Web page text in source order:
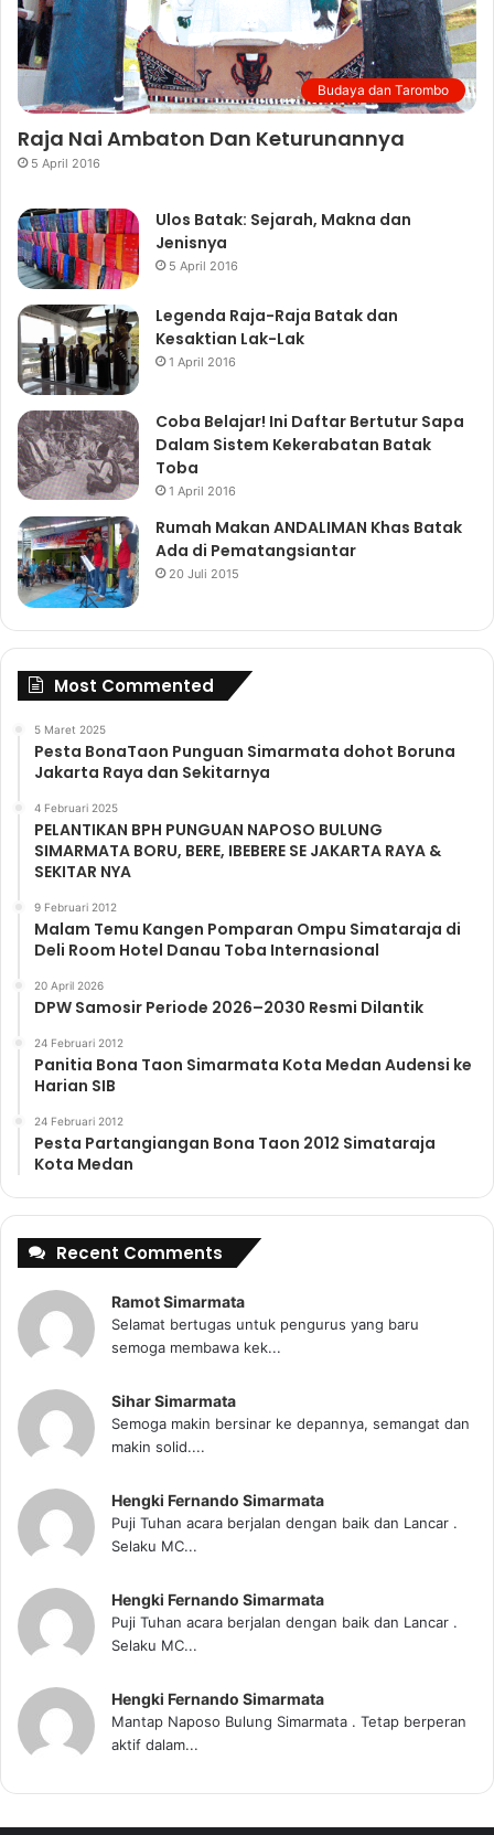
Budaya dan Tarombo
Raja Nai Ambaton Dan Keturunannya
5 April 2016
Ulos Batak: Sejarah, Makna dan
Jenisnya
5 April 2016
Legenda Raja-Raja Batak dan
Kesaktian Lak-Lak
1 April 2016
Coba Belajar! Ini Daftar Bertutur Sapa
Dalam Sistem Kekerabatan Batak
Toba
1 April 2016
Rumah Makan ANDALIMAN Khas Batak
Ada di Pematangsiantar
20 Juli 2015
Most Commented
5 Maret 2025
Pesta BonaTaon Punguan Simarmata dohot Boruna
Jakarta Raya dan Sekitarnya
4 Februari 2025
PELANTIKAN BPH PUNGUAN NAPOSO BULUNG
SIMARMATA BORU, BERE, IBEBERE SE JAKARTA RAYA &
SEKITAR NYA
9 Februari 2012
Malam Temu Kangen Pomparan Ompu Simataraja di
Deli Room Hotel Danau Toba Internasional
20 April 2026
DPW Samosir Periode 2026–2030 Resmi Dilantik
24 Februari 2012
Panitia Bona Taon Simarmata Kota Medan Audensi ke
Harian SIB
24 Februari 2012
Pesta Partangiangan Bona Taon 2012 Simataraja
Kota Medan
Recent Comments
Ramot Simarmata
Selamat bertugas untuk pengurus yang baru
semoga membawa kek...
Sihar Simarmata
Semoga makin bersinar ke depannya, semangat dan
makin solid....
Hengki Fernando Simarmata
Puji Tuhan acara berjalan dengan baik dan Lancar .
Selaku MC...
Hengki Fernando Simarmata
Puji Tuhan acara berjalan dengan baik dan Lancar .
Selaku MC...
Hengki Fernando Simarmata
Mantap Naposo Bulung Simarmata . Tetap berperan
aktif dalam...